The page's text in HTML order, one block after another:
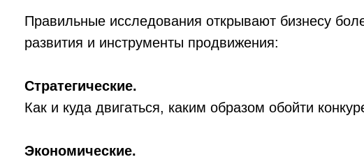
Правильные исследования открывают бизнесу
развития и инструменты продвижения:
Стратегические.
Как и куда двигаться, каким образом обойти
Экономические.